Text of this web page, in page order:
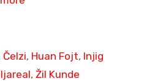
Čelzi, Huan Fojt, Injig
, Žil Kunde